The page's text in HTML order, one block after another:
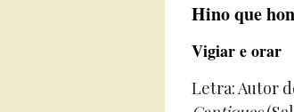
Hino que
Vigiar e orar
Letra: Autor